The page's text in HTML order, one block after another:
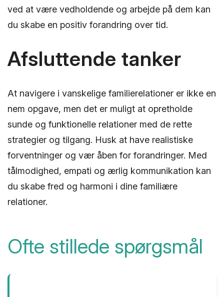
ved at være vedholdende og arbejde på dem kan
du skabe en positiv forandring over tid.
Afsluttende tanker
At navigere i vanskelige familierelationer er ikke en
nem opgave, men det er muligt at opretholde
sunde og funktionelle relationer med de rette
strategier og tilgang. Husk at have realistiske
forventninger og vær åben for forandringer. Med
tålmodighed, empati og ærlig kommunikation kan
du skabe fred og harmoni i dine familiære
relationer.
Ofte stillede spørgsmål